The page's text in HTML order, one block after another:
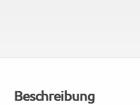
Beschreibung